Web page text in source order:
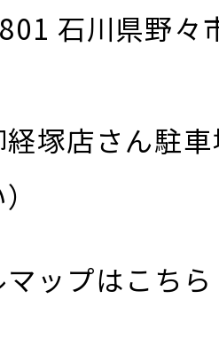
⽯川県野々
塚店さん駐
ップはこちら